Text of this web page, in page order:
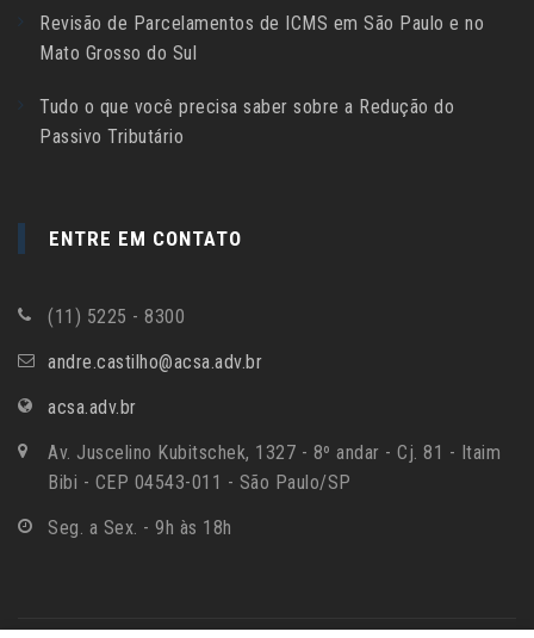
Revisão de Parcelamentos de ICMS em São Paulo e no
Mato Grosso do Sul
Tudo o que você precisa saber sobre a Redução do
Passivo Tributário
ENTRE EM CONTATO
(11) 5225 - 8300
andre.castilho@acsa.adv.br
acsa.adv.br
Av. Juscelino Kubitschek, 1327 - 8º andar - Cj. 81 - Itaim
Bibi - CEP 04543-011 - São Paulo/SP
Seg. a Sex. - 9h às 18h